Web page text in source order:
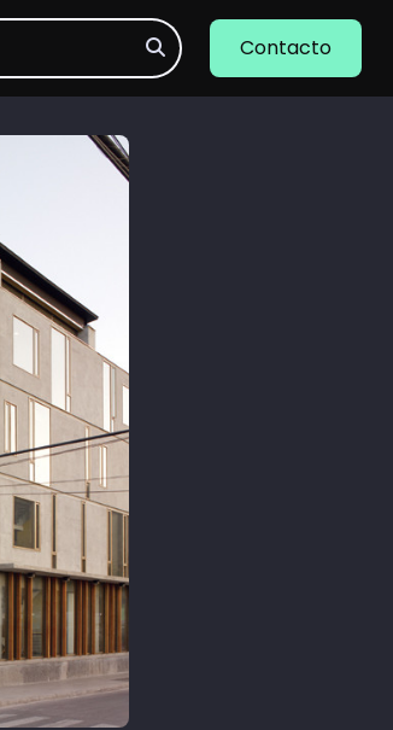
Search Contacto